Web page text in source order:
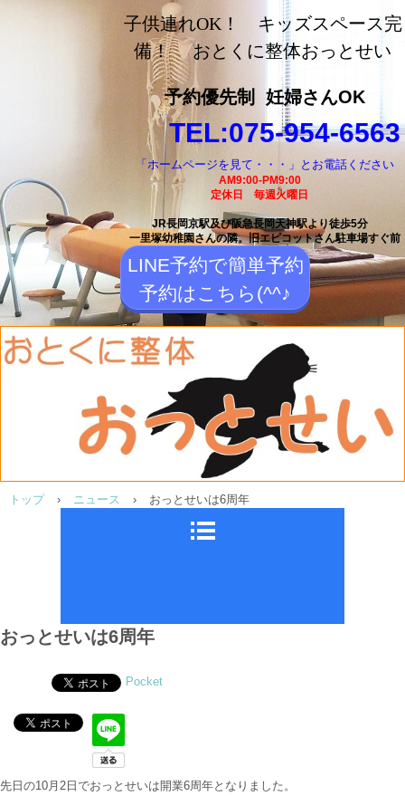
長岡京市の整体【おとく
に整体おっとせい】長岡
京駅と長岡天神駅から徒
歩5分の整体院
子供連れOK！ キッズスペース完
備！ おとくに整体おっとせい
予約優先制 妊婦さんOK
TEL:075-954-6563
「ホームページを見て・・・」とお電話ください
AM9:00-PM9:00
定休日 毎週火曜日
JR長岡京駅及び阪急長岡天神駅より徒歩5分
一里塚幼稚園さんの隣。旧エピコットさん駐車場すぐ前
LINE予約で簡単予約
予約はこちら(^^♪
トップ › ニュース › おっとせいは6周年
おっとせいは6周年
Pocket
先日の10月2日でおっとせいは開業6周年となりました。